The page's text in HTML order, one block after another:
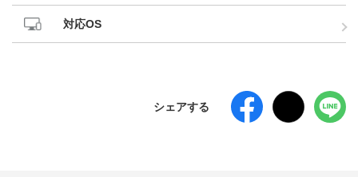
対応OS
シェアする